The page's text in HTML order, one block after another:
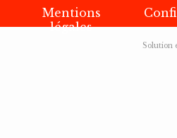
Mentions
légales
Solution